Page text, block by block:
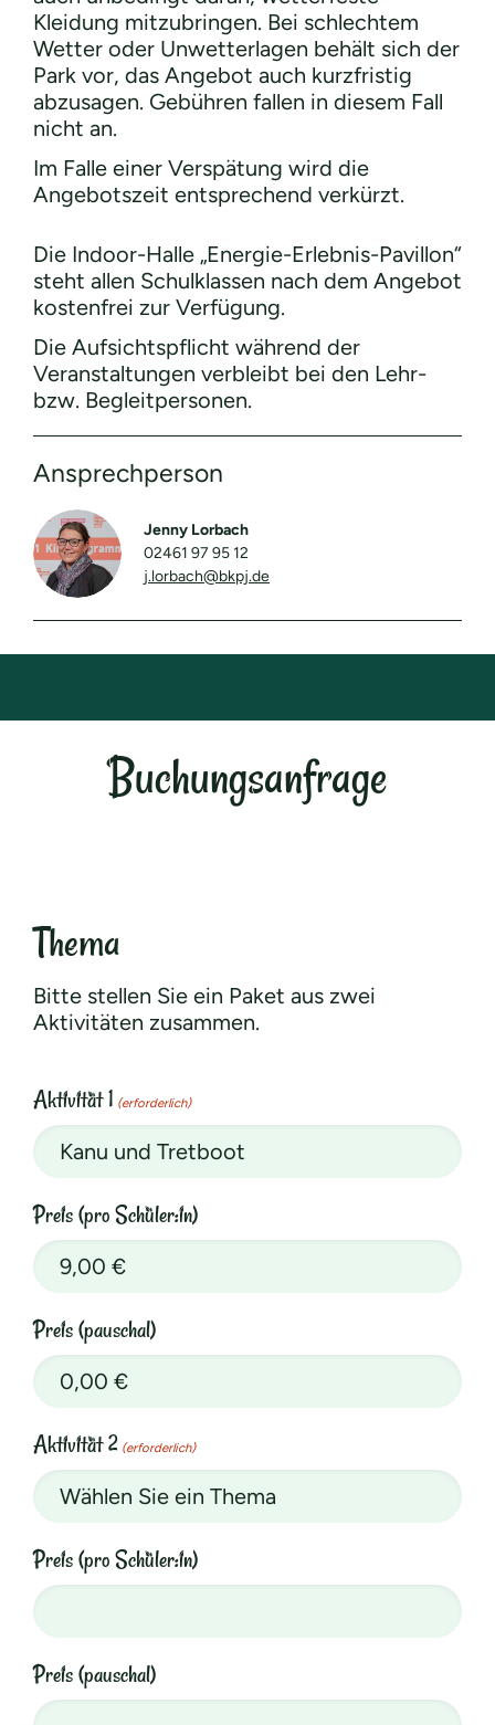
Kleidung mitzubringen. Bei schlechtem
Wetter oder Unwetterlagen behält sich der
Park vor, das Angebot auch kurzfristig
abzusagen. Gebühren fallen in diesem Fall
nicht an.
Im Falle einer Verspätung wird die
Angebotszeit entsprechend verkürzt.
Die Indoor-Halle „Energie-Erlebnis-Pavillon“
steht allen Schulklassen nach dem Angebot
kostenfrei zur Verfügung.
Die Aufsichtspflicht während der
Veranstaltungen verbleibt bei den Lehr-
bzw. Begleitpersonen.
Ansprech­person
Jenny Lorbach
02461 97 95 12
j.lorbach@bkpj.de
Buchungsanfrage
Thema
Bitte stellen Sie ein Paket aus zwei
Aktivitäten zusammen.
Aktivität 1 (erforderlich)
Preis (pro Schüler:in)
Preis (pauschal)
Aktivität 2 (erforderlich)
Preis (pro Schüler:in)
Preis (pauschal)